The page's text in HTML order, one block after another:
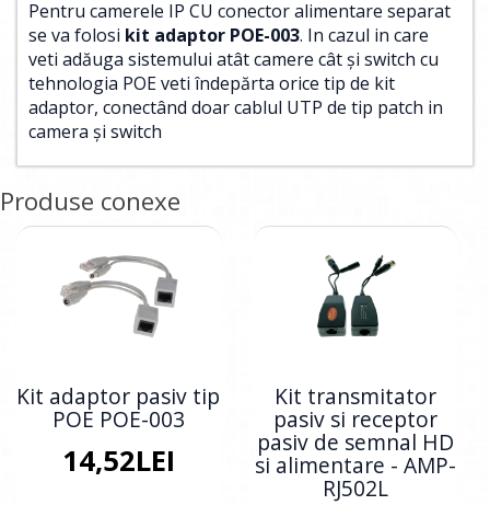
Pentru camerele IP CU conector alimentare separat
se va folosi kit adaptor POE-003. In cazul in care
veti adăuga sistemului atât camere cât și switch cu
tehnologia POE veti îndepărta orice tip de kit
adaptor, conectând doar cablul UTP de tip patch in
camera și switch
Produse conexe
Kit adaptor pasiv tip
POE POE-003
14,52LEI
Kit transmitator
pasiv si receptor
pasiv de semnal HD
si alimentare - AMP-
RJ502L